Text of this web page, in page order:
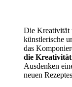
Die Kreativität
künstlerische
das
die Kreativität
Ausdenken
neuen